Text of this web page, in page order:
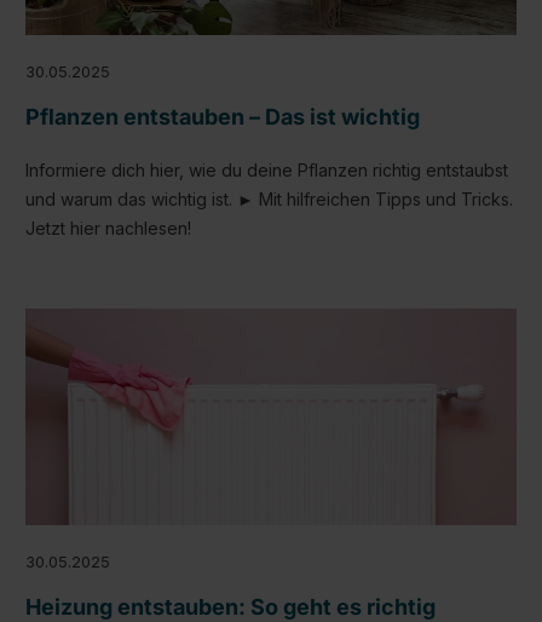
30.05.2025
Pflanzen entstauben – Das ist wichtig
Informiere dich hier, wie du deine Pflanzen richtig entstaubst
und warum das wichtig ist. ► Mit hilfreichen Tipps und Tricks.
Jetzt hier nachlesen!
30.05.2025
Heizung entstauben: So geht es richtig